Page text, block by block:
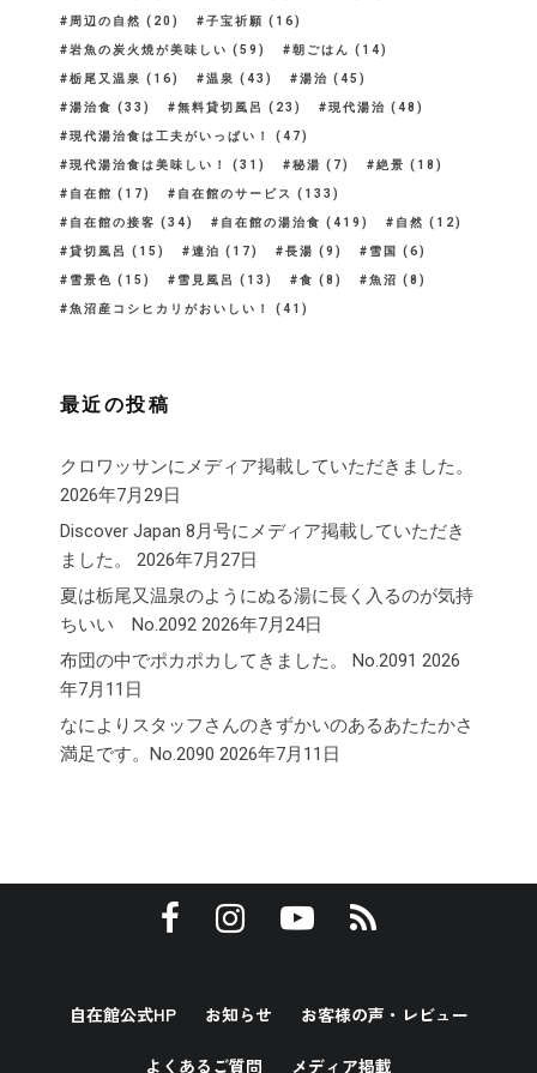
周辺の自然 (20) 子宝祈願 (16)
岩魚の炭火焼が美味しい (59) 朝ごはん (14)
栃尾又温泉 (16) 温泉 (43) 湯治 (45)
湯治食 (33) 無料貸切風呂 (23) 現代湯治 (48)
現代湯治食は工夫がいっぱい！ (47)
現代湯治食は美味しい！ (31) 秘湯 (7) 絶景 (18)
自在館 (17) 自在館のサービス (133)
自在館の接客 (34) 自在館の湯治食 (419) 自然 (12)
貸切風呂 (15) 連泊 (17) 長湯 (9) 雪国 (6)
雪景色 (15) 雪見風呂 (13) 食 (8) 魚沼 (8)
魚沼産コシヒカリがおいしい！ (41)
最近の投稿
クロワッサンにメディア掲載していただきました。
2026年7月29日
Discover Japan 8月号にメディア掲載していただき
ました。
2026年7月27日
夏は栃尾又温泉のようにぬる湯に長く入るのが気持
ちいい No.2092 2026年7月24日
布団の中でポカポカしてきました。 No.2091 2026
年7月11日
なによりスタッフさんのきずかいのあるあたたかさ
満足です。No.2090 2026年7月11日
自在館公式HP お知らせ お客様の声・レビュー
よくあるご質問 メディア掲載